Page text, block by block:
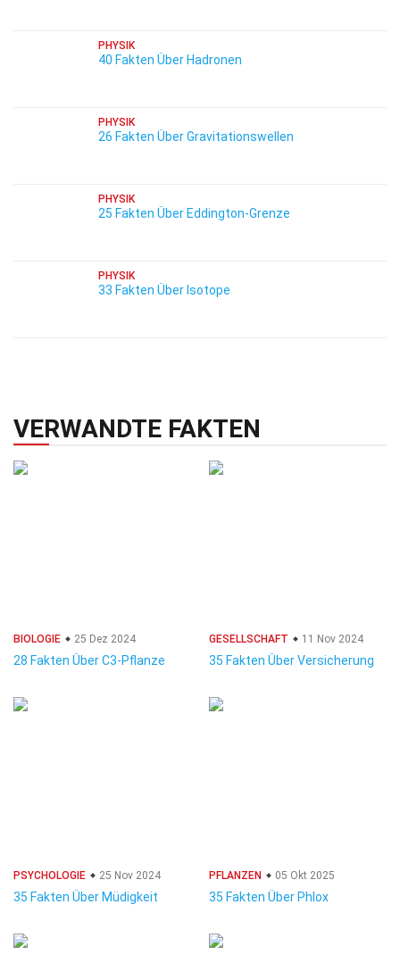
PHYSIK
40 Fakten Über Hadronen
PHYSIK
26 Fakten Über Gravitationswellen
PHYSIK
25 Fakten Über Eddington-Grenze
PHYSIK
33 Fakten Über Isotope
VERWANDTE FAKTEN
BIOLOGIE 25 Dez 2024
28 Fakten Über C3-Pflanze
GESELLSCHAFT 11 Nov 2024
35 Fakten Über Versicherung
PSYCHOLOGIE 25 Nov 2024
35 Fakten Über Müdigkeit
PFLANZEN 05 Okt 2025
35 Fakten Über Phlox